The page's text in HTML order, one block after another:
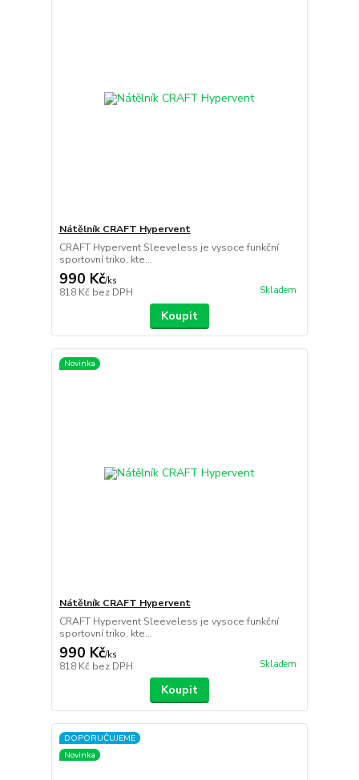
Nátělník CRAFT Hypervent
CRAFT Hypervent Sleeveless je vysoce funkční
sportovní triko, kte...
990 Kč/ks
818 Kč bez DPH Skladem
Koupit
Novinka
Nátělník CRAFT Hypervent
CRAFT Hypervent Sleeveless je vysoce funkční
sportovní triko, kte...
990 Kč/ks
818 Kč bez DPH Skladem
Koupit
DOPORUČUJEME
Novinka